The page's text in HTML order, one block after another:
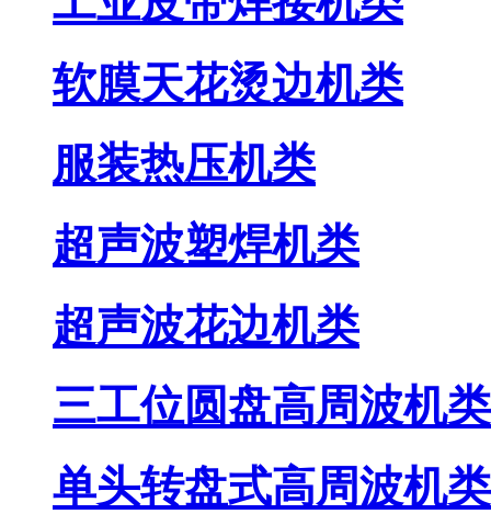
软膜天花烫边机类
服装热压机类
超声波塑焊机类
超声波花边机类
三工位圆盘高周波机类
单头转盘式高周波机类